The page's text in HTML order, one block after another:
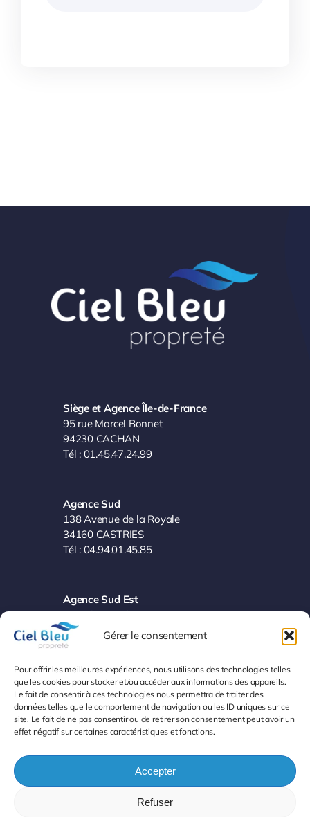
Gérer le consentement
Pour offrir les meilleures expériences, nous utilisons des technologies telles
que les cookies pour stocker et/ou accéder aux informations des appareils.
Le fait de consentir à ces technologies nous permettra de traiter des
données telles que le comportement de navigation ou les ID uniques sur ce
site. Le fait de ne pas consentir ou de retirer son consentement peut avoir un
effet négatif sur certaines caractéristiques et fonctions.
Accepter
Refuser
Siège et Agence Île-de-France
95 rue Marcel Bonnet
94230 CACHAN
Tél : 01.45.47.24.99
Agence Sud
138 Avenue de la Royale
34160 CASTRIES
Tél : 04.94.01.45.85
Agence Sud Est
224 Chemin des Vergers
83143 LE VAL
Tél : 04.94.77.11.03
Info et Devis
Mentions légales